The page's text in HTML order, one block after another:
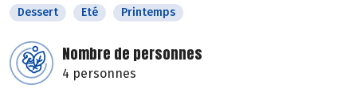
Dessert Eté Printemps
Nombre de personnes
4 personnes